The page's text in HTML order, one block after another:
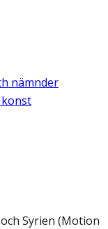
nämnder
konst
Syrien (Motion